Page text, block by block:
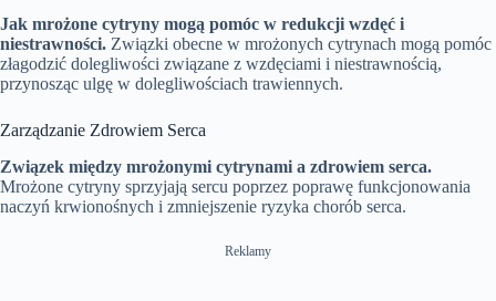
Jak mrożone cytryny mogą pomóc w redukcji wzdęć i
niestrawności. Związki obecne w mrożonych cytrynach mogą pomóc
złagodzić dolegliwości związane z wzdęciami i niestrawnością,
przynosząc ulgę w dolegliwościach trawiennych.
Zarządzanie Zdrowiem Serca
Związek między mrożonymi cytrynami a zdrowiem serca.
Mrożone cytryny sprzyjają sercu poprzez poprawę funkcjonowania
naczyń krwionośnych i zmniejszenie ryzyka chorób serca.
Reklamy